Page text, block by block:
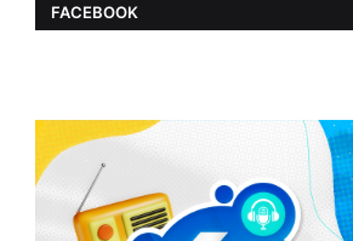
FACEBOOK